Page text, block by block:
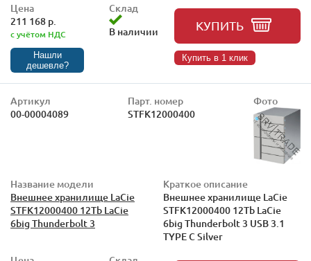
Цена
211 168 р.
с учётом НДС
Нашли
дешевле?
Склад
В наличии
КУПИТЬ
Купить в 1 клик
Артикул
00-00004089
Парт. номер
STFK12000400
Фото
Название модели
Внешнее хранилище LaCie
STFK12000400 12Tb LaCie
6big Thunderbolt 3
Краткое описание
Внешнее хранилище LaCie
STFK12000400 12Tb LaCie
6big Thunderbolt 3 USB 3.1
TYPE C Silver